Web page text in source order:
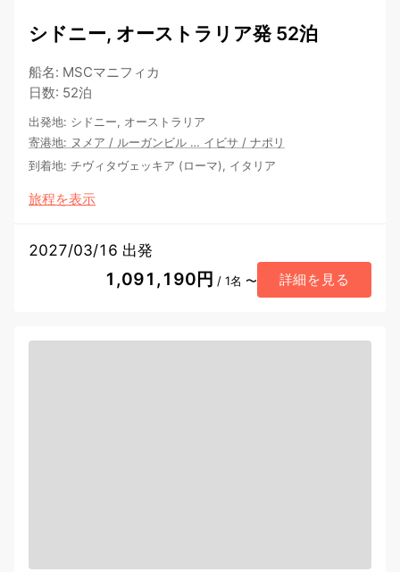
シドニー, オーストラリア発 52泊
船名: MSCマニフィカ
日数: 52泊
出発地: シドニー, オーストラリア
寄港地: ヌメア / ルーガンビル … イビサ / ナポリ
到着地: チヴィタヴェッキア (ローマ), イタリア
旅程を表示
2027/03/16 出発
1,091,190円 / 1名 〜 詳細を見る